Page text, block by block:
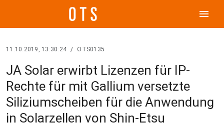
menu
11.10.2019, 13:30:24 / OTS0135
JA Solar erwirbt Lizenzen für IP-
Rechte für mit Gallium versetzte
Siliziumscheiben für die Anwendung
in Solarzellen von Shin-Etsu